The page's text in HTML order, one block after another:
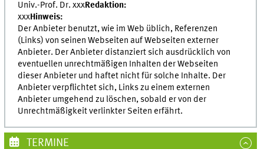
Univ.-Prof. Dr. xxxRedaktion:
xxxHinweis:
Der Anbieter benutzt, wie im Web üblich, Referenzen
(Links) von seinen Webseiten auf Webseiten externer
Anbieter. Der Anbieter distanziert sich ausdrücklich von
eventuellen unrechtmäßigen Inhalten der Webseiten
dieser Anbieter und haftet nicht für solche Inhalte. Der
Anbieter verpflichtet sich, Links zu einem externen
Anbieter umgehend zu löschen, sobald er von der
Unrechtmäßigkeit verlinkter Seiten erfährt.
TERMINE